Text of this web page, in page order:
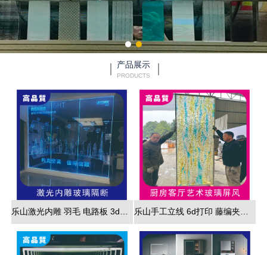
产品展示
PRODUCTS
乐山激光内雕 羽毛 电路板 3d效果展现 乐山手工立线 6d打印 藤编夹胶 新款 厂家直销